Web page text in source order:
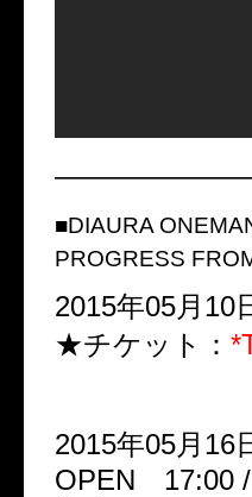
■DIAURA
PROGRESS
2015年05月10
★チケット：
2015年05月16
OPEN 17:00 /